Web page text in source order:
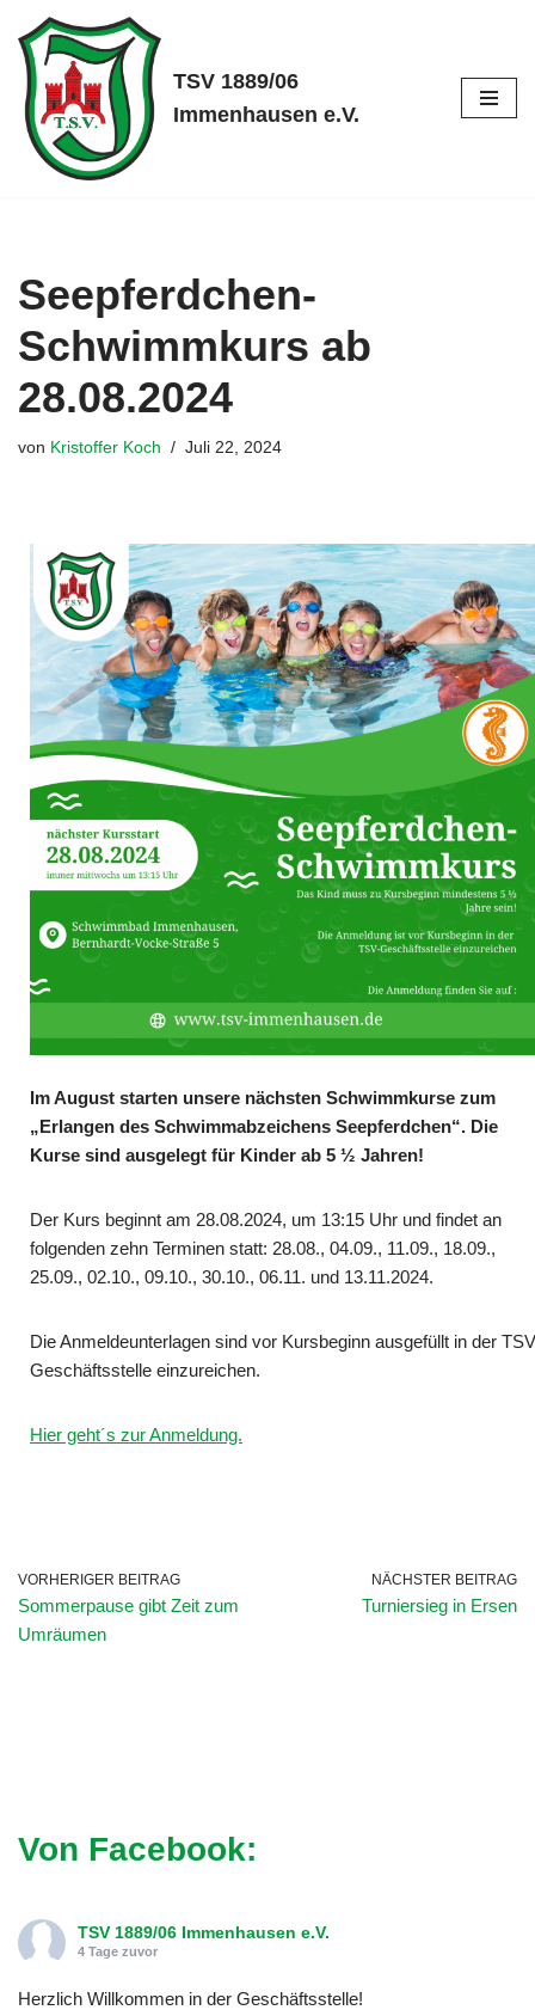
Zum
Inhalt
springen
TSV 1889/06
Immenhausen e.V.
Seepferdchen-
Schwimmkurs ab
28.08.2024
von Kristoffer Koch Juli 22, 2024
Im August starten unsere nächsten Schwimmkurse zum
„Erlangen des Schwimmabzeichens Seepferdchen“. Die
Kurse sind ausgelegt für Kinder ab 5 ½ Jahren!
Der Kurs beginnt am 28.08.2024, um 13:15 Uhr und findet an
folgenden zehn Terminen statt: 28.08., 04.09., 11.09., 18.09.,
25.09., 02.10., 09.10., 30.10., 06.11. und 13.11.2024.
Die Anmeldeunterlagen sind vor Kursbeginn ausgefüllt in der
Geschäftsstelle einzureichen.
Hier geht´s zur Anmeldung.
VORHERIGER BEITRAG
Sommerpause gibt Zeit zum
Umräumen
NÄCHSTER BEITRAG
Turniersieg in Ersen
Von Facebook:
TSV 1889/06 Immenhausen e.V.
4 Tage zuvor
Herzlich Willkommen in der Geschäftsstelle!